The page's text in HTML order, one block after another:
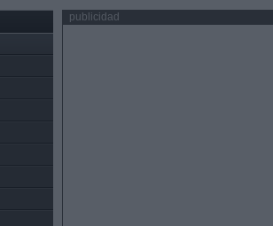
publicidad